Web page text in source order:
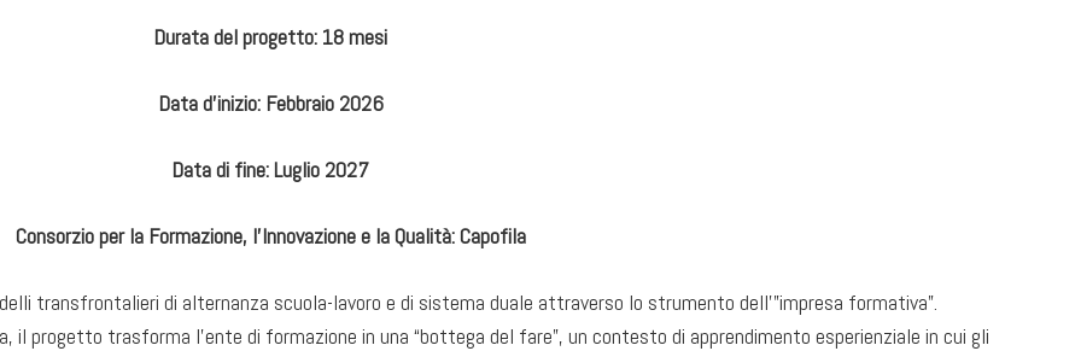
Durata del progetto: 18mesi
Data d’inizio: Febbraio 2026
Data di fine:Luglio 2027
Consorzio per la Formazione, l’Innovazione e la Qualità: Capofila
transfrontalieri di alternanza scuola-lavoro e di sistema duale attraverso lo strumento dell’”impresa formativa”.
il progetto trasforma l’ente di formazione in una “bottega del fare”, un contesto di apprendimento esperienziale in cui gli